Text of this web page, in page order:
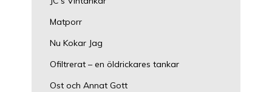
Matporr
Nu Kokar Jag
Ofiltrerat – en öldrickares tankar
Ost och Annat Gott